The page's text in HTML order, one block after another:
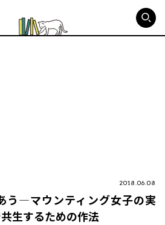
2018.06.08
う―マウンティング女子の実
生するための作法